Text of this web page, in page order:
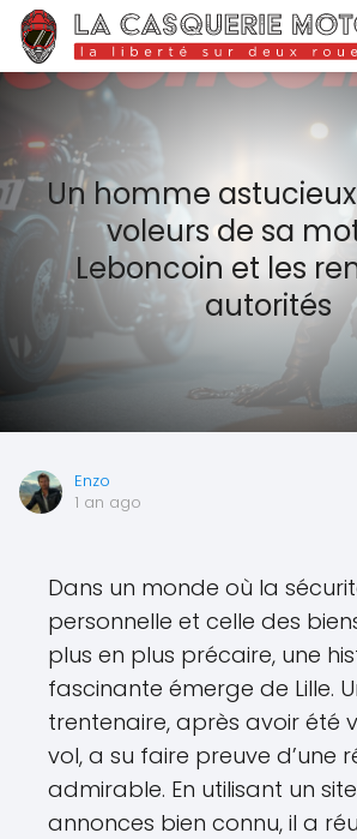
Un homme
voleurs de sa
Leboncoin et les
autorités
Enzo
1 an ago
Dans un monde où la
personnelle et celle des
plus en plus précaire, une
fascinante émerge de Lille.
trentenaire, après avoir été
vol, a su faire preuve d’une
admirable. En utilisant un
annonces bien connu, il a